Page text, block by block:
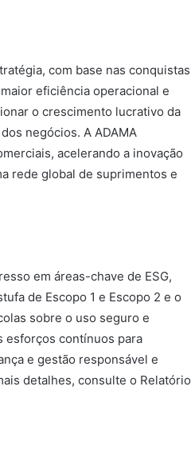
com base nas conquistas
eficiência operacional e
o crescimento lucrativo da
negócios. A ADAMA
acelerando a inovação
rede global de suprimentos e
em áreas-chave de ESG,
de Escopo 1 e Escopo 2 e o
sobre o uso seguro e
esforços contínuos para
e gestão responsável e
detalhes, consulte o Relatório